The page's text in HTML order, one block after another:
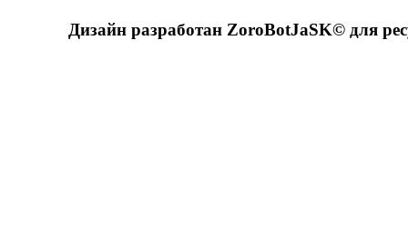
Дизайн разработан ZoroBotJaSK© для